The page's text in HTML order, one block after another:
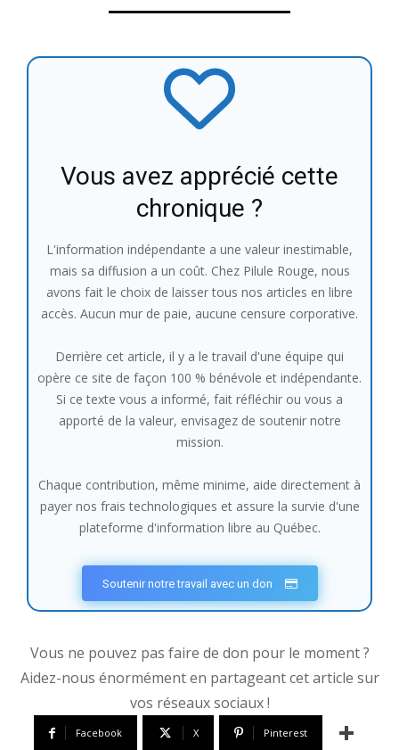
Vous avez apprécié cette
chronique ?
L'information indépendante a une valeur inestimable,
mais sa diffusion a un coût. Chez Pilule Rouge, nous
avons fait le choix de laisser tous nos articles en libre
accès. Aucun mur de paie, aucune censure corporative.
Derrière cet article, il y a le travail d'une équipe qui
opère ce site de façon 100 % bénévole et indépendante.
Si ce texte vous a informé, fait réfléchir ou vous a
apporté de la valeur, envisagez de soutenir notre
mission.
Chaque contribution, même minime, aide directement à
payer nos frais technologiques et assure la survie d'une
plateforme d'information libre au Québec.
Soutenir notre travail avec un don
Vous ne pouvez pas faire de don pour le moment ?
Aidez-nous énormément en partageant cet article sur
vos réseaux sociaux !
Facebook X Pinterest